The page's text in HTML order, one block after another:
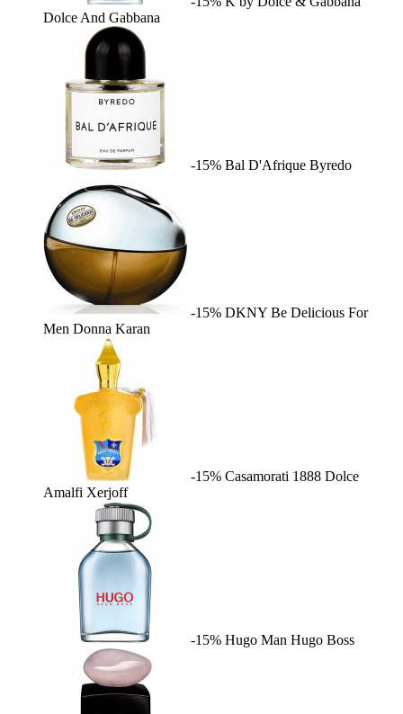
Dolce And Gabbana
-15% Bal D'Afrique Byredo
-15% DKNY Be Delicious For
Men Donna Karan
-15% Casamorati 1888 Dolce
Amalfi Xerjoff
-15% Hugo Man Hugo Boss